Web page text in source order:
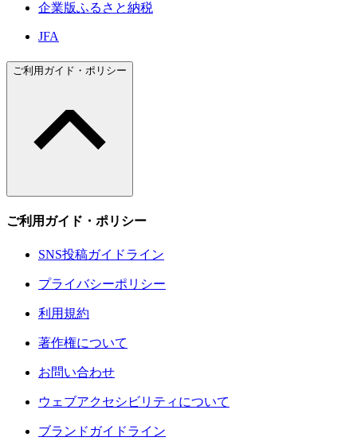
企業版ふるさと納税
JFA
ご利用ガイド・ポリシー
ご利用ガイド・ポリシー
SNS投稿ガイドライン
プライバシーポリシー
利用規約
著作権について
お問い合わせ
ウェブアクセシビリティについて
ブランドガイドライン